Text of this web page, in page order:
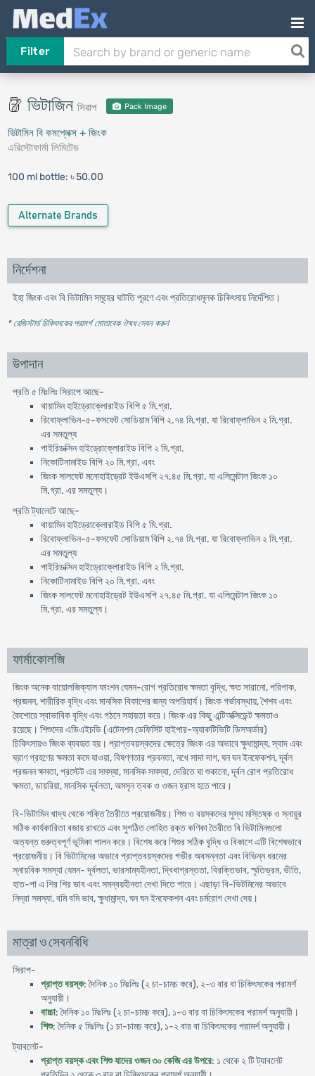
Filter
ভিটাজিন সিরাপ Pack Image
ভিটামিন বি কমপ্লেক্স + জিংক
এরিস্টোফার্মা লিমিটেড
100 ml bottle: ৳ 50.00
Alternate Brands
নির্দেশনা
ইহা জিংক এবং বি ভিটামিন সমূহের ঘাটতি পূরণে এবং প্রতিরোধমূলক চিকিৎসায় নির্দেশিত।
* রেজিস্টার্ড চিকিৎসকের পরামর্শ মোতাবেক ঔষধ সেবন করুন'
উপাদান
প্রতি ৫ মিঃলিঃ সিরাপে আছে-
থায়ামিন হাইড্রোক্লোরাইড বিপি ৫ মি.গ্রা.
রিবোফ্লাভিন-৫-ফসফেট সোডিয়াম বিপি ২.৭৪ মি.গ্রা. যা রিবোফ্লাভিন ২ মি.গ্রা.
এর সমতুল্য
পাইরিডক্সিন হাইড্রোক্লোরাইড বিপি ২ মি.গ্রা.
নিকোটিনামাইড বিপি ২০ মি.গ্রা. এবং
জিংক সালফেট মনোহাইড্রেট ইউএসপি ২৭.৪৫ মি.গ্রা. যা এলিমেন্টাল জিংক ১০
মি.গ্রা. এর সমতুল্য।
প্রতি ট্যালেটে আছে-
থায়ামিন হাইড্রোক্লোরাইড বিপি ৫ মি.গ্রা.
রিবোফ্লাভিন-৫-ফসফেট সোডিয়াম বিপি ২.৭৪ মি.গ্রা. যা রিবোফ্লাভিন ২ মি.গ্রা.
এর সমতুল্য
পাইরিডক্সিন হাইড্রোক্লোরাইড বিপি ২ মি.গ্রা.
নিকোটিনামাইড বিপি ২০ মি.গ্রা. এবং
জিংক সালফেট মনোহাইড্রেট ইউএসপি ২৭.৪৫ মি.গ্রা. যা এলিমেন্টাল জিংক ১০
মি.গ্রা. এর সমতুল্য।
ফার্মাকোলজি
জিংক অনেক বায়োলজিক্যাল ফাংশন যেমন-রোগ প্রতিরোধ ক্ষমতা বৃদ্ধি, ক্ষত সারানো, পরিপাক,
প্রজনন, শারীরিক বৃদ্ধি এবং মানসিক বিকাশের জন্য অপরিহার্য। জিংক গর্ভাবস্থায়, শৈশব এবং
কৈশোরে স্বাভাবিক বৃদ্ধি এবং গঠনে সহায়তা করে। জিংক এর কিছু এন্টিঅক্সিডেন্ট ক্ষমতাও
রয়েছে। শিশুদের এডিএইচডি (এটেনশন ডেফিসিট হাইপার-অ্যাকটিভিটি ডিসঅর্ডার)
চিকিৎসায়ও জিংক ব্যবহৃত হয়। প্রাপ্তবয়স্কদের ক্ষেত্রে জিংক এর অভাবে ক্ষুধামান্দ্য, স্বাদ এবং
ঘ্রাণ গ্রহণের ক্ষমতা কমে যাওয়া, বিষণ্ণতার প্রবনতা, নখে সাদা দাগ, ঘন ঘন ইনফেকশন, দূর্বল
প্রজনন ক্ষমতা, প্রস্টেট এর সমস্যা, মানসিক সমস্যা, দেরিতে ঘা শুকানো, দূর্বল রোগ প্রতিরোধ
ক্ষমতা, ডায়রিয়া, মানসিক দূর্বলতা, অমসৃন ত্বক ও ওজন হ্রাস হতে পারে।
বি-ভিটামিন খাদ্য থেকে শক্তি তৈরীতে প্রয়োজনীয়। শিশু ও বয়স্কদের সুস্থ মস্তিষ্ক ও স্নায়ুর
সঠিক কার্যকারিতা বজায় রাখতে এবং সুগঠিত লোহিত রক্ত কণিকা তৈরীতে বি ভিটামিনগুলো
অত্যন্ত গুরুত্বপূর্ণ ভূমিকা পালন করে। বিশেষ করে শিশুর সঠিক বৃদ্ধি ও বিকাশে এটি বিশেষভাবে
প্রয়োজনীয়। বি ভিটামিনের অভাবে প্রাপ্তবয়স্কদের গভীর অবসন্নতা এবং বিভিন্ন ধরনের
স্নায়বিক সমস্যা যেমন- দূর্বলতা, ভারসাম্যহীনতা, দ্বিধাগ্রস্ততা, বিরক্তিভাব, স্মৃতিভ্রম, ভীতি,
হাত-পা এ শির শির ভাব এবং সমন্বয়হীনতা দেখা দিতে পারে। এছাড়া বি-ভিটমিনের অভাবে
নিদ্রা সমস্যা, বমি বমি ভাব, ক্ষুধামান্দ্য, ঘন ঘন ইনফেকশন এবং চর্মরোগ দেখা দেয়।
মাত্রা ও সেবনবিধি
সিরাপ-
প্রাপ্ত বয়স্ক: দৈনিক ১০ মিঃলিঃ (২ চা-চামচ করে), ২-৩ বার বা চিকিৎসকের পরামর্শ
অনুযায়ী।
বাচ্চা: দৈনিক ১০ মিঃলিঃ (২ চা-চামচ করে), ১-৩ বার বা চিকিৎসকের পরামর্শ অনুযায়ী।
শিশু: দৈনিক ৫ মিঃলিঃ (১ চা-চামচ করে), ১-২ বার বা চিকিৎসকের পরামর্শ অনুযায়ী।
ট্যাবলেট-
প্রাপ্ত বয়স্ক এবং শিশু যাদের ওজন ৩০ কেজি এর উপরে: ১ থেকে ২ টি ট্যাবলেট